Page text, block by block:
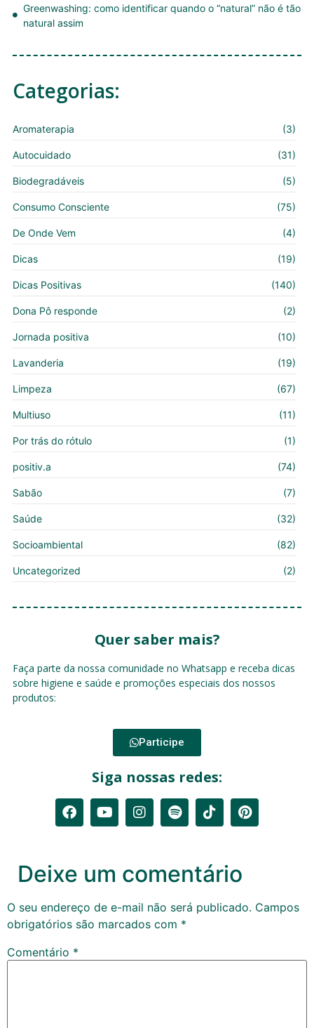
Greenwashing: como identificar quando o “natural” não é tão
natural assim
Categorias:
Aromaterapia (3)
Autocuidado (31)
Biodegradáveis (5)
Consumo Consciente (75)
De Onde Vem (4)
Dicas (19)
Dicas Positivas (140)
Dona Pô responde (2)
Jornada positiva (10)
Lavanderia (19)
Limpeza (67)
Multiuso (11)
Por trás do rótulo (1)
positiv.a (74)
Sabão (7)
Saúde (32)
Socioambiental (82)
Uncategorized (2)
Quer saber mais?
Faça parte da nossa comunidade no Whatsapp e receba dicas
sobre higiene e saúde e promoções especiais dos nossos
produtos:
Participe
Siga nossas redes:
Deixe um comentário
O seu endereço de e-mail não será publicado. Campos
obrigatórios são marcados com *
Comentário *